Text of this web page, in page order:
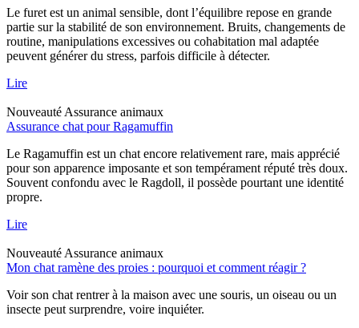
Le furet est un animal sensible, dont l’équilibre repose en grande
partie sur la stabilité de son environnement. Bruits, changements de
routine, manipulations excessives ou cohabitation mal adaptée
peuvent générer du stress, parfois difficile à détecter.
Lire
Nouveauté Assurance animaux
Assurance chat pour Ragamuffin
Le Ragamuffin est un chat encore relativement rare, mais apprécié
pour son apparence imposante et son tempérament réputé très doux.
Souvent confondu avec le Ragdoll, il possède pourtant une identité
propre.
Lire
Nouveauté Assurance animaux
Mon chat ramène des proies : pourquoi et comment réagir ?
Voir son chat rentrer à la maison avec une souris, un oiseau ou un
insecte peut surprendre, voire inquiéter.